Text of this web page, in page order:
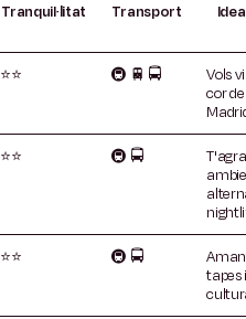
Tranquil·litat Transport
⭐⭐ 🚇 🚆 🚍
Vols
cor de
⭐⭐ 🚇 🚍
⭐⭐ 🚇 🚍
tapes i